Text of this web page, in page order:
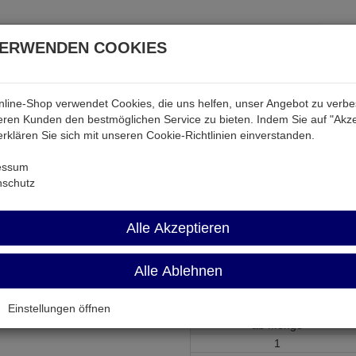
& Akkus Audio & Video Strom Tab &
SK21-150
Scart-Verbindungskabel
1
COOKIES
Shop verwendet Cookies, die uns helfen, unser Angebot zu
Kunden den bestmöglichen Service zu bieten. Indem Sie auf
Sie sich mit unseren Cookie-Richtlinien einverstanden.
Alle Akzeptieren
Alle Ablehnen
Einstellungen öffnen